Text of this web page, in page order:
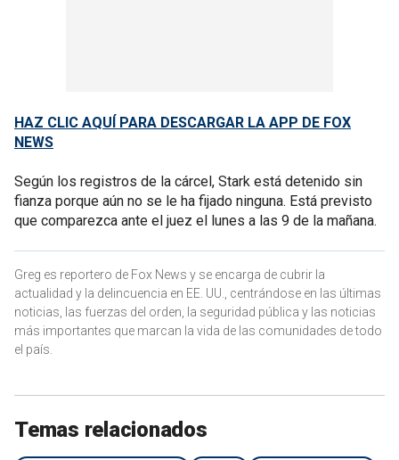
HAZ CLIC AQUÍ PARA DESCARGAR LA APP DE FOX
NEWS
Según los registros de la cárcel, Stark está detenido sin
fianza porque aún no se le ha fijado ninguna. Está previsto
que comparezca ante el juez el lunes a las 9 de la mañana.
Greg es reportero de Fox News y se encarga de cubrir la
actualidad y la delincuencia en EE. UU., centrándose en las últimas
noticias, las fuerzas del orden, la seguridad pública y las noticias
más importantes que marcan la vida de las comunidades de todo
el país.
Temas relacionados